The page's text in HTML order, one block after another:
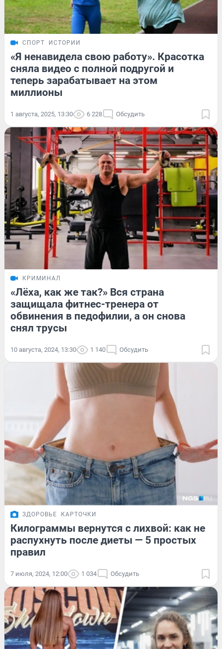
СПОРТ ИСТОРИИ
«Я ненавидела свою работу». Красотка
сняла видео с полной подругой и
теперь зарабатывает на этом
миллионы
1 августа, 2025, 13:30 6 228 Обсудить
КРИМИНАЛ
«Лёха, как же так?» Вся страна
защищала фитнес-тренера от
обвинения в педофилии, а он снова
снял трусы
10 августа, 2024, 13:30 1 140 Обсудить
ЗДОРОВЬЕ КАРТОЧКИ
Килограммы вернутся с лихвой: как не
распухнуть после диеты — 5 простых
правил
7 июля, 2024, 12:00 1 034 Обсудить